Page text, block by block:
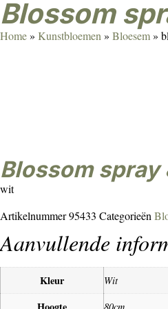
blossom
Home» Kunstbloemen » Bloesem»
blossom
wit
Artikelnummer95433 Categorieën
Aanvullende
Kleur Wit